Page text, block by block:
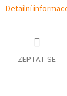
Detailní
ZEPTAT SE